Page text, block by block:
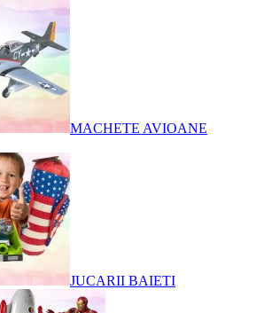
MACHETE AVIOANE
JUCARII BAIETI